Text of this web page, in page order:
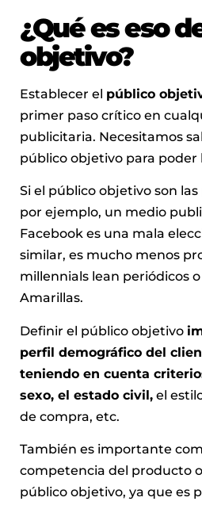
¿Qué es eso
objetivo?
Establecer el público
primer paso crítico en
publicitaria. Necesitamos
público objetivo para poder
Si el público objetivo son
por ejemplo, un medio
Facebook es una mala
similar, es mucho menos
millennials lean periódicos
Amarillas.
Definir el público objetivo
perfil demográfico del
teniendo en cuenta
sexo, el estado civil, el
de compra, etc.
También es importante
competencia del producto
público objetivo, ya que es